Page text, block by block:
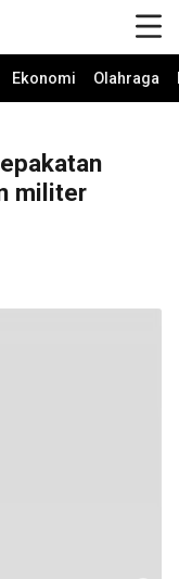
Ekonomi Olahraga
militer